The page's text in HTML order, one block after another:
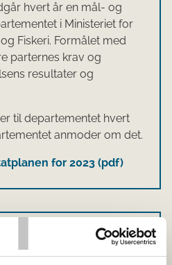
hvert år en mål- og
i Ministeriet for
Fiskeri. Formålet med
parternes krav og
resultater og
til departementet hvert
anmoder om det.
for 2023 (pdf)